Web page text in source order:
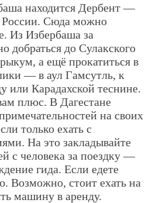
находится Дербент —
России. Сюда можно
Из Избербаша за
добраться до Сулакского
а ещё прокатиться в
— в аул Гамсутль, к
или Карадахской теснине.
плюс. В Дагестане
на своих
только ехать с
На это закладывайте
с человека за поездку —
гида. Если едете
Возможно, стоит ехать на
машину в аренду.